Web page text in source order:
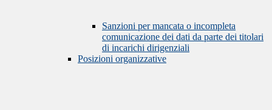
Sanzioni per mancata o incompleta
comunicazione dei dati da parte dei titolari
di incarichi dirigenziali
Posizioni organizzative